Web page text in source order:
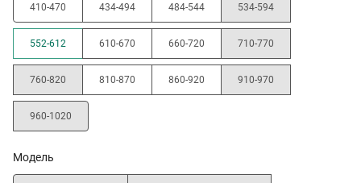
410-470 434-494 484-544 534-594
552-612 610-670 660-720 710-770
760-820 810-870 860-920 910-970
960-1020
Модель